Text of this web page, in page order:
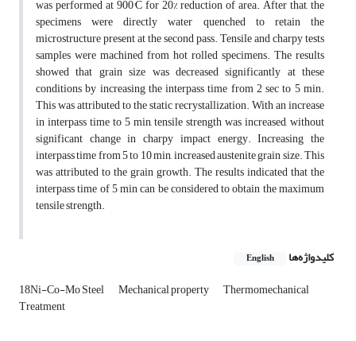
was performed at 900°C for 20% reduction of area. After that, the
specimens were directly water quenched to retain the
microstructure present at the second pass. Tensile and charpy tests
samples were machined from hot rolled specimens. The results
showed that grain size was decreased significantly at these
conditions by increasing the interpass time from 2 sec to 5 min.
This was attributed to the static recrystallization. With an increase
in interpass time to 5 min, tensile strength was increased, without
significant change in charpy impact energy. Increasing the
interpass time from 5 to 10 min, increased austenite grain size. This
was attributed to the grain growth. The results indicated that the
interpass time of 5 min can be considered to obtain the maximum
tensile strength.
کلیدواژه‌ها English
18Ni-Co-Mo Steel Mechanical property Thermomechanical
Treatment